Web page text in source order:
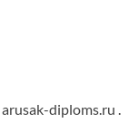
arusak-diploms.ru .